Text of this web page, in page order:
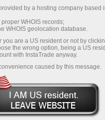
articles
Analisis Harga dan
by a hosting company based
WHOIS records;
WHOIS geolocation database.
you are a US resident or not by
the wrong option, being a US
with InstaTrade anyway.
caused by this message.